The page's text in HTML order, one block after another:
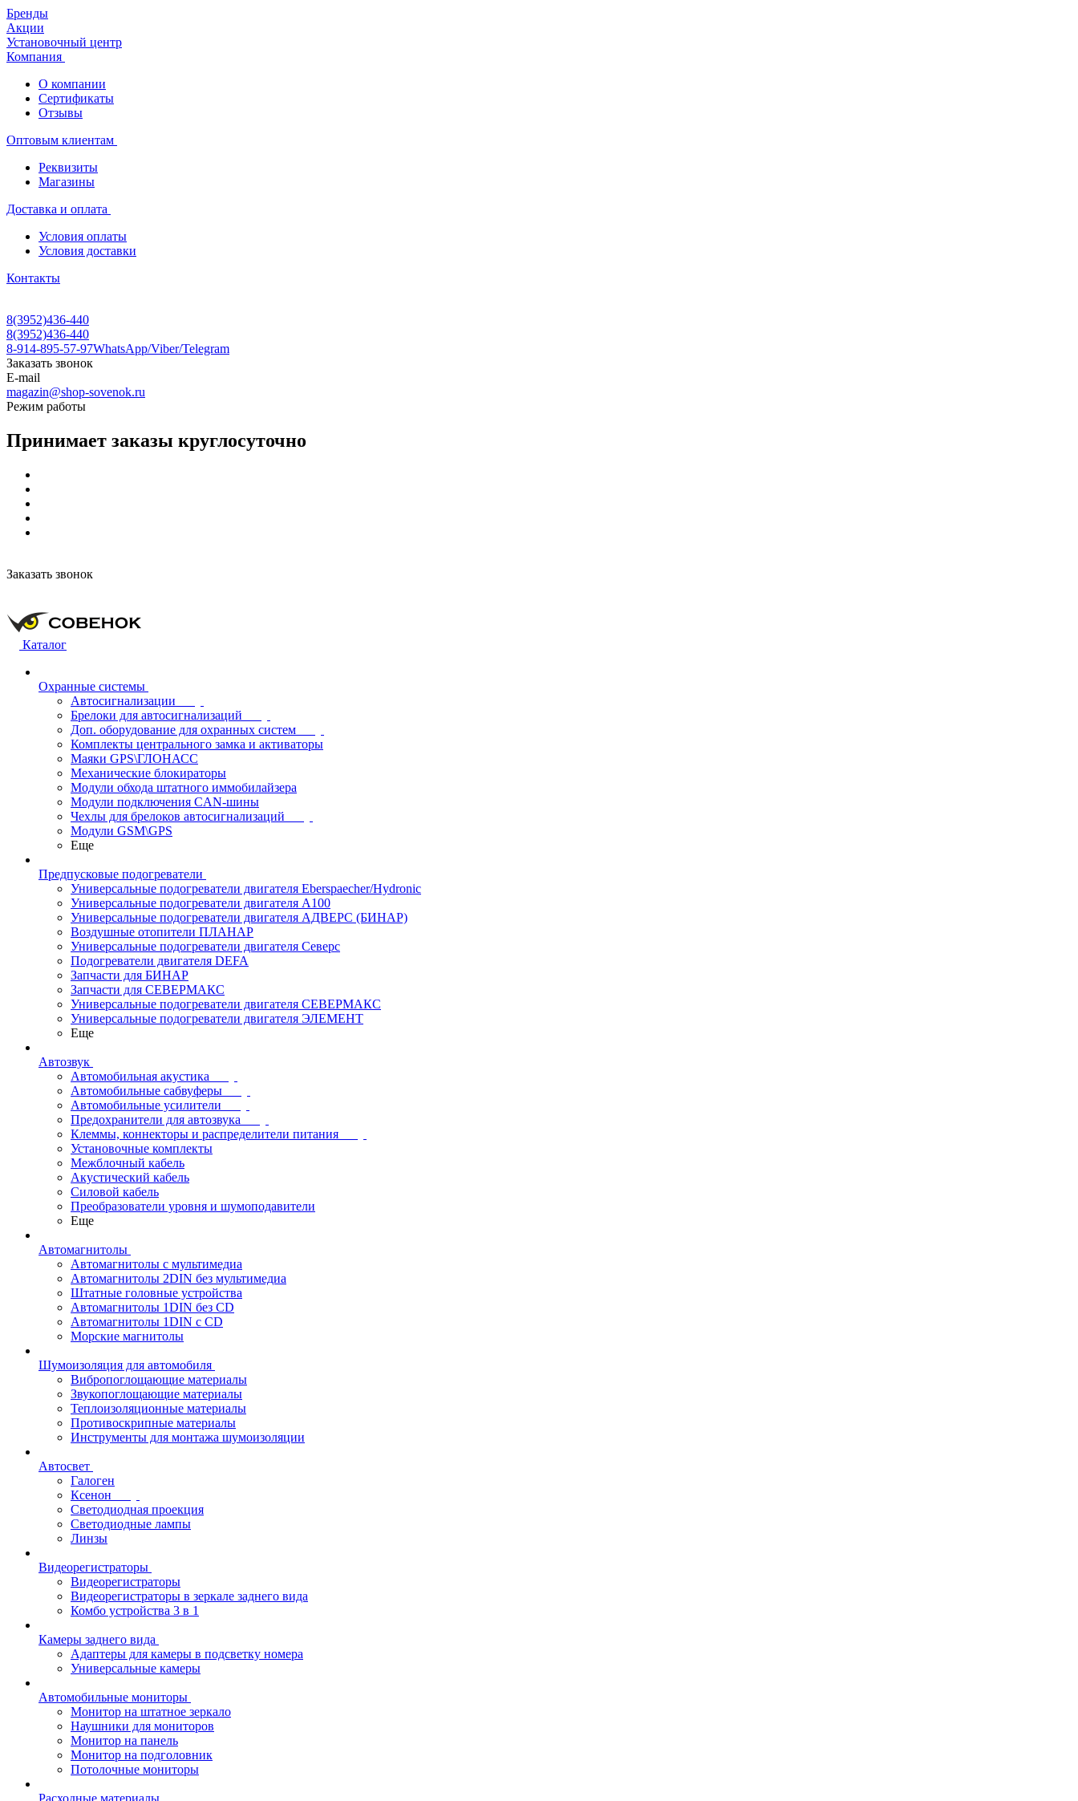
Бренды
Акции
Установочный центр
Компания
О компании
Сертификаты
Отзывы
Оптовым клиентам
Реквизиты
Магазины
Доставка и оплата
Условия оплаты
Условия доставки
Контакты
8(3952)436-440
8(3952)436-440
8-914-895-57-97WhatsApp/Viber/Telegram
Заказать звонок
E-mail
magazin@shop-sovenok.ru
Режим работы
Принимает заказы круглосуточно
Заказать звонок
Каталог
Охранные системы
Автосигнализации
Брелоки для автосигнализаций
Доп. оборудование для охранных систем
Комплекты центрального замка и активаторы
Маяки GPS\ГЛОНАСС
Механические блокираторы
Модули обхода штатного иммобилайзера
Модули подключения CAN-шины
Чехлы для брелоков автосигнализаций
Модули GSM\GPS
Еще
Предпусковые подогреватели
Универсальные подогреватели двигателя Eberspaecher/Hydronic
Универсальные подогреватели двигателя A100
Универсальные подогреватели двигателя АДВЕРС (БИНАР)
Воздушные отопители ПЛАНАР
Универсальные подогреватели двигателя Северс
Подогреватели двигателя DEFA
Запчасти для БИНАР
Запчасти для СЕВЕРМАКС
Универсальные подогреватели двигателя СЕВЕРМАКС
Универсальные подогреватели двигателя ЭЛЕМЕНТ
Еще
Автозвук
Автомобильная акустика
Автомобильные сабвуферы
Автомобильные усилители
Предохранители для автозвука
Клеммы, коннекторы и распределители питания
Установочные комплекты
Межблочный кабель
Акустический кабель
Силовой кабель
Преобразователи уровня и шумоподавители
Еще
Автомагнитолы
Автомагнитолы с мультимедиа
Автомагнитолы 2DIN без мультимедиа
Штатные головные устройства
Автомагнитолы 1DIN без CD
Автомагнитолы 1DIN с CD
Морские магнитолы
Шумоизоляция для автомобиля
Вибропоглощающие материалы
Звукопоглощающие материалы
Теплоизоляционные материалы
Противоскрипные материалы
Инструменты для монтажа шумоизоляции
Автосвет
Галоген
Ксенон
Светодиодная проекция
Светодиодные лампы
Линзы
Видеорегистраторы
Видеорегистраторы
Видеорегистраторы в зеркале заднего вида
Комбо устройства 3 в 1
Камеры заднего вида
Адаптеры для камеры в подсветку номера
Универсальные камеры
Автомобильные мониторы
Монитор на штатное зеркало
Наушники для мониторов
Монитор на панель
Монитор на подголовник
Потолочные мониторы
Расходные материалы